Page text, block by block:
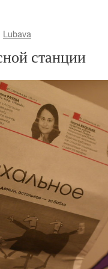
Lubava
станции